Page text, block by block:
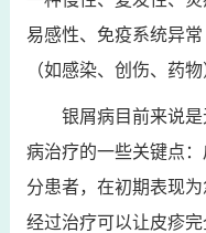
易感性、免疫系统异
（如感染、创伤、药
银屑病目前来说
病治疗的一些关键点
分患者，在初期表现
经过治疗可以让皮疹